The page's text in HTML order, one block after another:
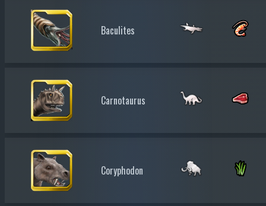
Baculites
Carnotaurus
Coryphodon